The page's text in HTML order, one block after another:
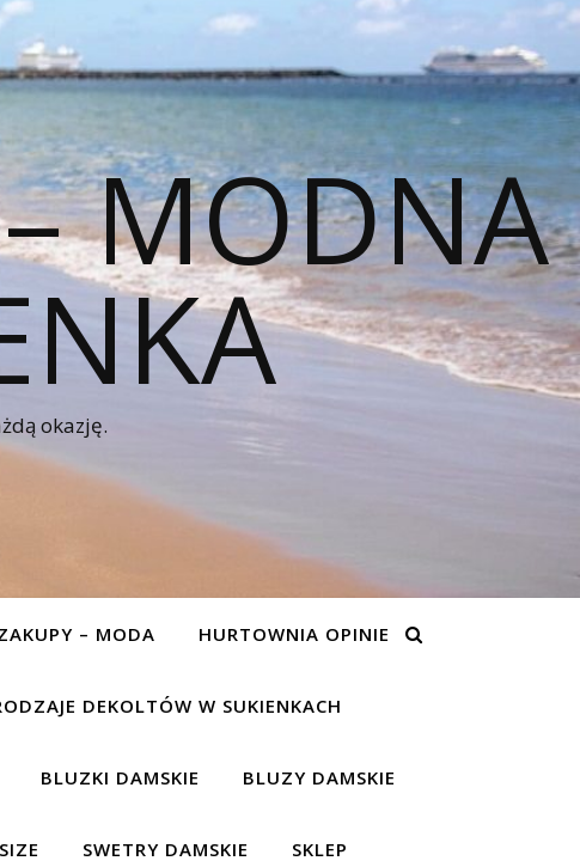
MODNA
okazję.
– MODA HURTOWNIA OPINIE
DEKOLTÓW W SUKIENKACH
BLUZKI DAMSKIE BLUZY DAMSKIE
SWETRY DAMSKIE SKLEP